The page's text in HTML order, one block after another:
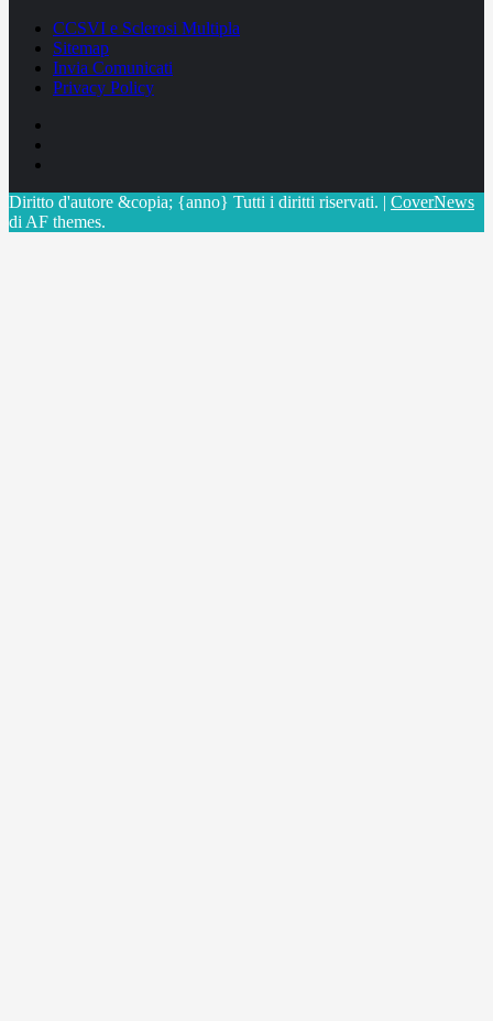
CCSVI e Sclerosi Multipla
Sitemap
Invia Comunicati
Privacy Policy
Diritto d'autore &copia; {anno} Tutti i diritti riservati. | CoverNews
di AF themes.